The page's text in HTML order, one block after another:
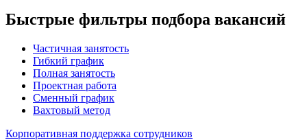
Быстрые фильтры подбора вакансий
Частичная занятость
Гибкий график
Полная занятость
Проектная работа
Сменный график
Вахтовый метод
Корпоративная поддержка сотрудников